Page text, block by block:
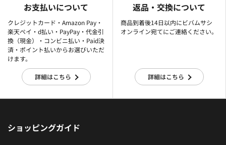
お支払いについて
クレジットカード・Amazon Pay・
楽天ぺイ・d払い・PayPay・代金引
換（現金）・コンビニ払い・Paid決
済・ポイント払いからお選びいただ
けます。
詳細はこちら
返品・交換について
商品到着後14日以内にビバムサシ
オンライン宛てにご連絡ください。
詳細はこちら
ショッピングガイド